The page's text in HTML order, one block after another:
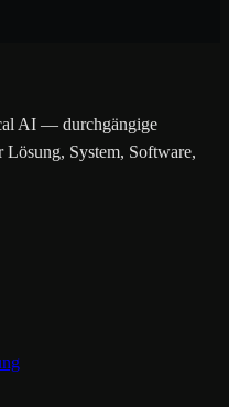
AI — durchgängige
System, Software,